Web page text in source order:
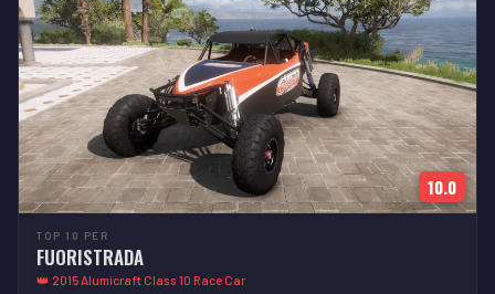
10.0
TOP 10 PER
FUORISTRADA
👑 2015 Alumicraft Class 10 Race Car